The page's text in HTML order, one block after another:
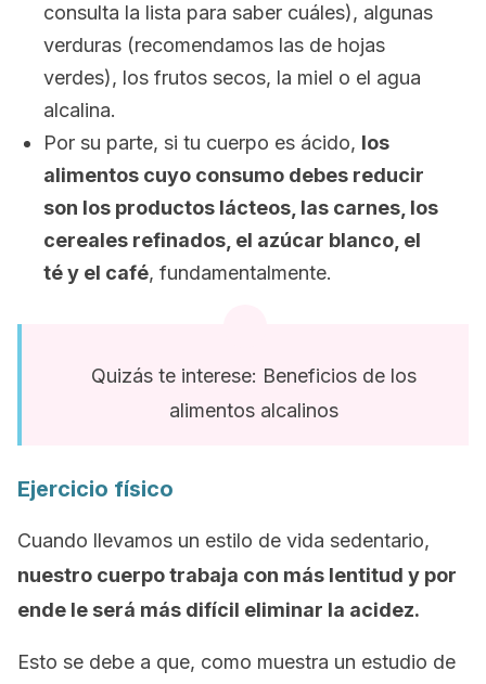
consulta la lista para saber cuáles), algunas
verduras (recomendamos las de hojas
verdes), los frutos secos, la miel o el agua
alcalina.
Por su parte, si tu cuerpo es ácido, los
alimentos cuyo consumo debes reducir
son los productos lácteos, las carnes, los
cereales refinados, el azúcar blanco, el
té y el café, fundamentalmente.
Quizás te interese: Beneficios de los
alimentos alcalinos
Ejercicio físico
Cuando llevamos un estilo de vida sedentario,
nuestro cuerpo trabaja con más lentitud y por
ende le será más difícil eliminar la acidez.
Esto se debe a que, como muestra un estudio de